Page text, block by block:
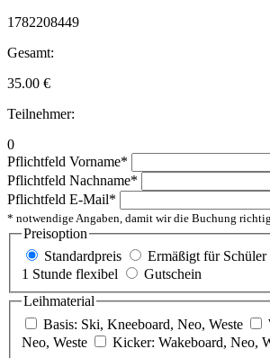
1782208449
Gesamt:
35.00 €
Teilnehmer:
0
Pflichtfeld Vorname*
Pflichtfeld Nachname*
Pflichtfeld E-Mail*
* notwendige Angaben, damit wir die Buchung
Preisoption
Standardpreis
Ermäßigt für
1 Stunde flexibel
Gutschein
Leihmaterial
Basis: Ski, Kneeboard, Neo, Weste
Neo, Weste
Kicker: Wakeboard, Neo,